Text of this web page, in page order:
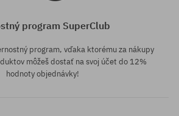
program SuperClub
program, vďaka ktorému za nákupy
môžeš dostať na svoj účet do 12%
hodnoty objednávky!